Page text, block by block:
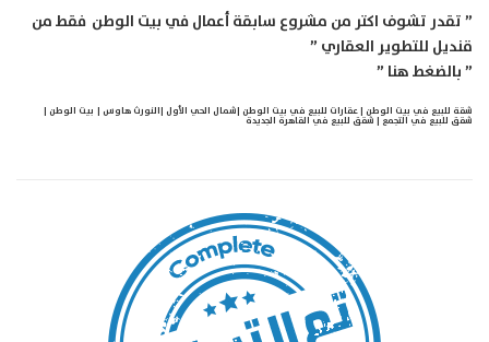
” تقدر تشوف اكتر من مشروع سابقة أعمال في بيت الوطن فقط من
قنديل للتطوير العقاري ”
”بالضغط هنا ”
شقة للبيع في بيت الوطن |عقارات للبيع في بيت الوطن |شمال الحي الأول |النورث هاوس | بيت الوطن |
شقق للبيع في التجمع| شقق للبيع في القاهرة الجديدة